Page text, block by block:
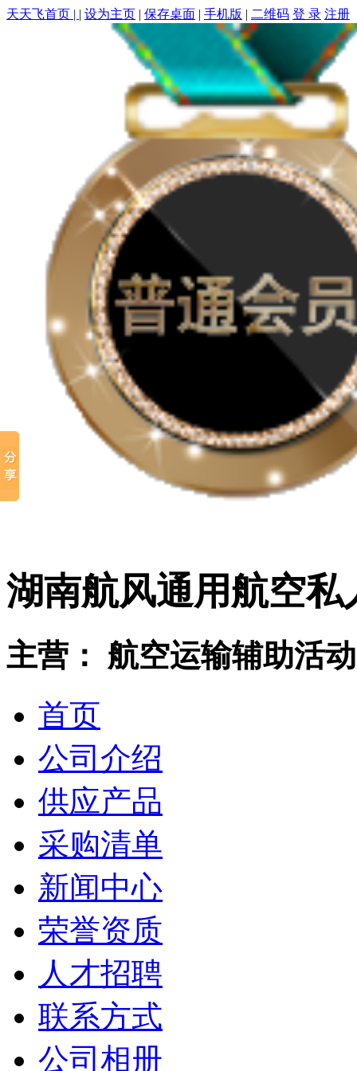
天天飞首页 | | 设为主页 | 保存桌面 | 手机版 | 二维码 登 录 注册
湖南航风通用航空
主营： 航空运输辅助活
首页
公司介绍
供应产品
采购清单
新闻中心
荣誉资质
人才招聘
联系方式
公司相册